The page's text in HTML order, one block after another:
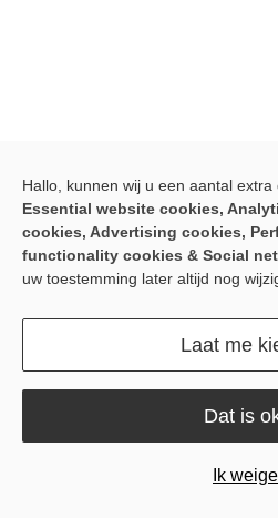
Latest blog posts
Product & innovatie
News
Hallo, kunnen wij u een aantal
Essential website cookies,
cookies, Advertising cookies,
functionality cookies & Social
uw toestemming later altijd nog
Laat me
Ik
Dat is